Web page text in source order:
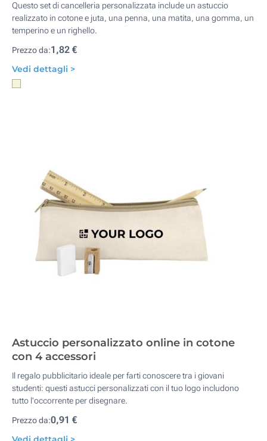
Questo set di cancelleria personalizzata include un astuccio
realizzato in cotone e juta, una penna, una matita, una gomma, un
temperino e un righello.
Prezzo da:1,82 €
Vedi dettagli >
Astuccio personalizzato online in cotone
con 4 accessori
Il regalo pubblicitario ideale per farti conoscere tra i giovani
studenti: questi astucci personalizzati con il tuo logo includono
tutto l'occorrente per disegnare.
Prezzo da:0,91 €